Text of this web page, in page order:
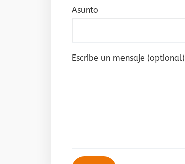
Asunto
Escribe un mensaje (optional)